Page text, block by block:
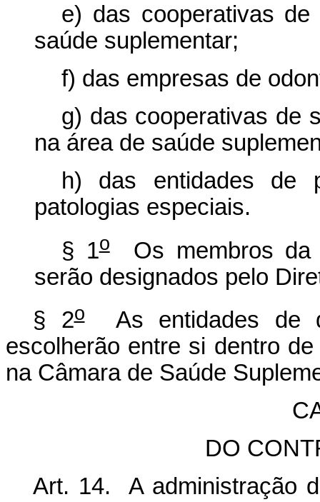
e) das cooperativas
saúde suplementar;
f) das empresas de
g) das cooperativas de
na área de saúde
h) das entidades de
patologias especiais.
§ 1oOs membros da
serão designados pelo
§ 2oAs entidades de
escolherão entre si dentro
na Câmara de Saúde
DO
Art. 14. A administração